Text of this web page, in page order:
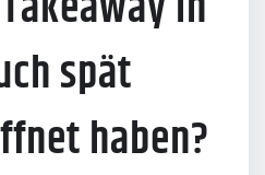
spät
haben?